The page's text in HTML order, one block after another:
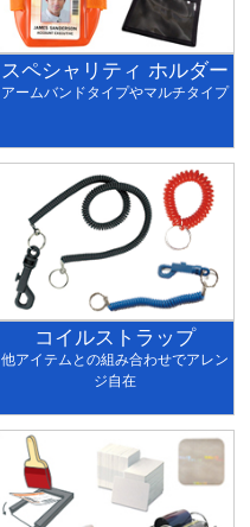
スペシャリティ ホルダー
アームバンドタイプやマルチタイプ
コイルストラップ
他アイテムとの組み合わせでアレン
ジ自在